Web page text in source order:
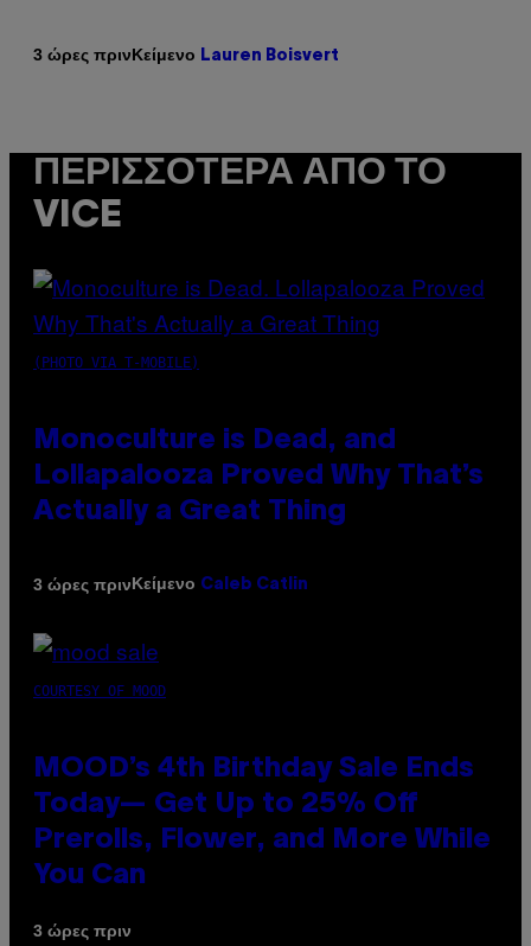
3 ώρες πρινΚείμενο Lauren Boisvert
ΠΕΡΙΣΣΌΤΕΡΑ ΑΠΌ ΤΟ
VICE
(PHOTO VIA T-MOBILE)
Monoculture is Dead, and
Lollapalooza Proved Why That’s
Actually a Great Thing
3 ώρες πρινΚείμενο Caleb Catlin
COURTESY OF MOOD
MOOD’s 4th Birthday Sale Ends
Today— Get Up to 25% Off
Prerolls, Flower, and More While
You Can
3 ώρες πριν